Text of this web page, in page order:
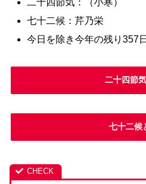
七十二候：芹乃栄
今日を除き今年の残り357
二十四節
七十二候